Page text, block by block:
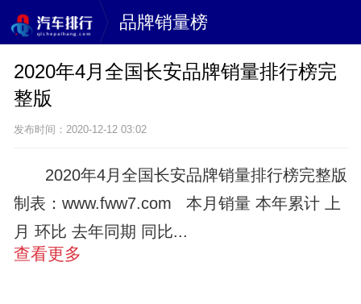
品牌销量榜
2020年4月全国长安品牌销量排行榜完
整版
发布时间：2020-12-12 03:02
2020年4月全国长安品牌销量排行榜完整版
制表：www.fww7.com 本月销量 本年累计 上
月 环比 去年同期 同比...
查看更多